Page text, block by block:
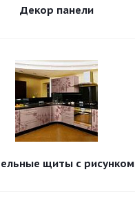
Декор панели
щиты с рисунком